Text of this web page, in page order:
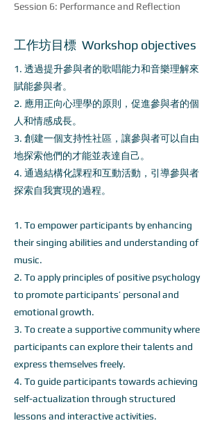
Session 6: Performance and Reflection
工作坊目標 Workshop objectives
1. 透過提升參與者的歌唱能力和音樂理解來
賦能參與者。
2. 應用正向心理學的原則，促進參與者的個
人和情感成長。
3. 創建一個支持性社區，讓參與者可以自由
地探索他們的才能並表達自己。
4. 通過結構化課程和互動活動，引導參與者
探索自我實現的過程。
1. To empower participants by enhancing
their singing abilities and understanding of
music.
2. To apply principles of positive psychology
to promote participants’ personal and
emotional growth.
3. To create a supportive community where
participants can explore their talents and
express themselves freely.
4. To guide participants towards achieving
self-actualization through structured
lessons and interactive activities.